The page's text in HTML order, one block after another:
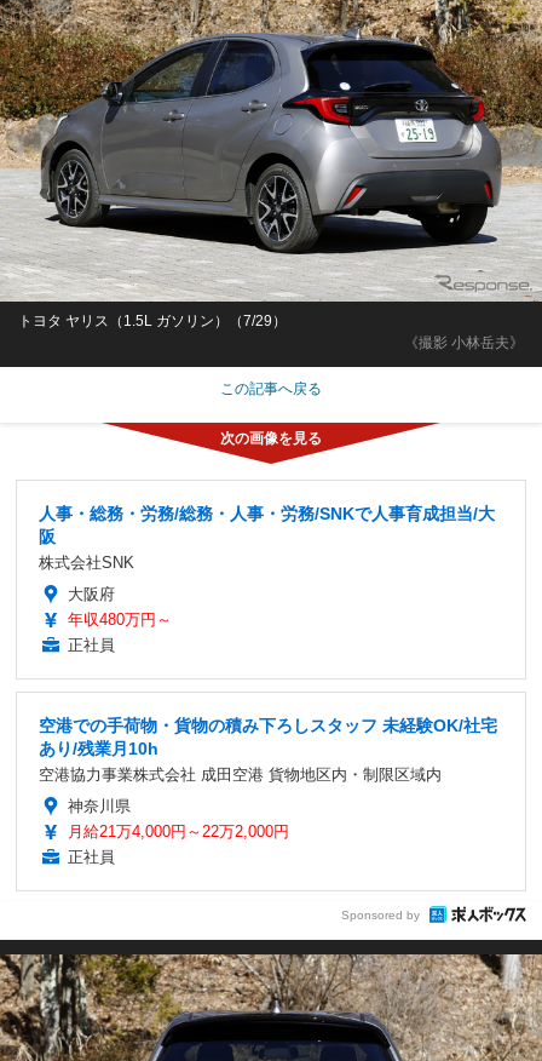
《撮影 小林岳夫》
トヨタ ヤリス（1.5L ガソリン）（7/29）
この記事へ戻る
人事・総務・労務/総務・人事・労務/SNKで人事育成担当/大
阪
株式会社SNK
大阪府
年収480万円～
正社員
空港での手荷物・貨物の積み下ろしスタッフ 未経験OK/社宅
あり/残業月10h
空港協力事業株式会社 成田空港 貨物地区内・制限区域内
神奈川県
月給21万4,000円～22万2,000円
正社員
Sponsored by